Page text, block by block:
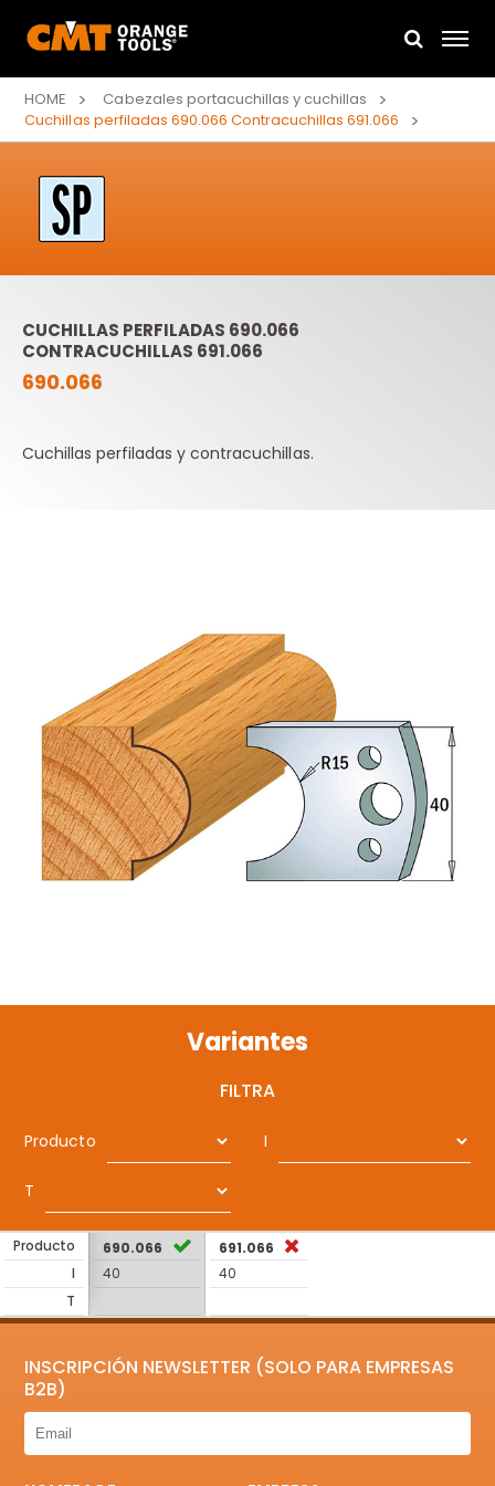
HOME
Cabezales portacuchillas y cuchillas
Cuchillas perfiladas 690.066 Contracuchillas 691.066
CUCHILLAS PERFILADAS 690.066
CONTRACUCHILLAS 691.066
690.066
Cuchillas perfiladas y contracuchillas.
Variantes
FILTRA
Producto I
T
Producto
I
T
690.066
40
691.066
40
INSCRIPCIÓN NEWSLETTER (SOLO PARA EMPRESAS
B2B)